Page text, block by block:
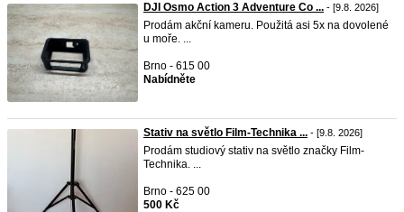
DJI Osmo Action 3 Adventure Co ... - [9.8. 2026]
Prodám akční kameru. Použitá asi 5x na dovolené
u moře. ...
Brno - 615 00
Nabídněte
Stativ na světlo Film-Technika ... - [9.8. 2026]
Prodám studiový stativ na světlo značky Film-
Technika. ...
Brno - 625 00
500 Kč